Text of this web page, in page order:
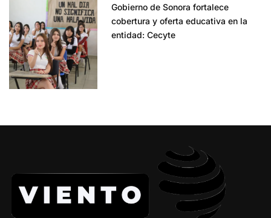
Gobierno de Sonora fortalece
cobertura y oferta educativa en la
entidad: Cecyte